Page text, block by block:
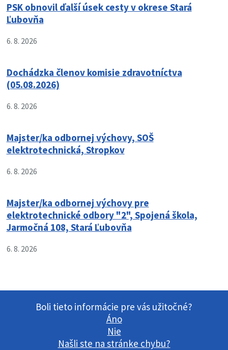
PSK obnovil ďalší úsek cesty v okrese Stará
Ľubovňa
6. 8. 2026
Dochádzka členov komisie zdravotníctva
(05.08.2026)
6. 8. 2026
Majster/ka odbornej výchovy, SOŠ
elektrotechnická, Stropkov
6. 8. 2026
Majster/ka odbornej výchovy pre
elektrotechnické odbory "2", Spojená škola,
Jarmočná 108, Stará Ľubovňa
6. 8. 2026
Boli tieto informácie pre vás užitočné?
Áno
Nie
Našli ste na stránke chybu?